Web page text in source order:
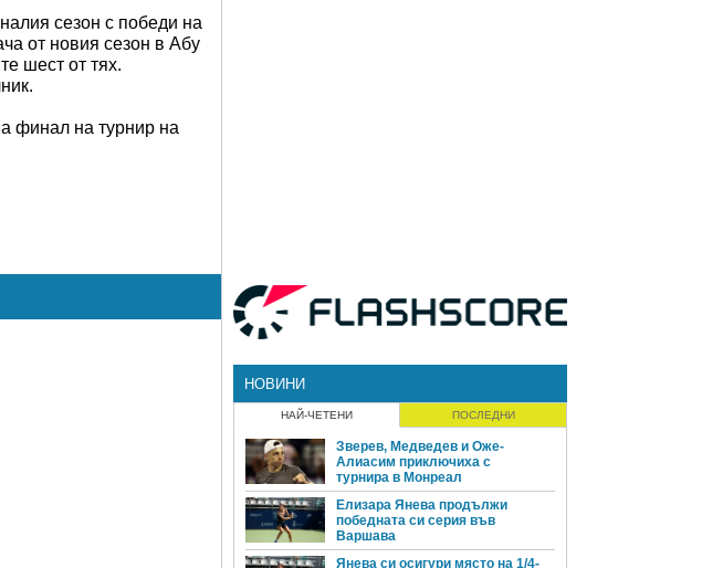
сезон с победи на
от новия сезон в Абу
шест от тях.
финал на турнир на
НОВИНИ
НАЙ-ЧЕТЕНИ ПОСЛЕДНИ
Зверев, Медведев и Оже-
Алиасим приключиха с
турнира в Монреал
Елизара Янева продължи
победната си серия във
Варшава
Янева си осигури място на 1/4-